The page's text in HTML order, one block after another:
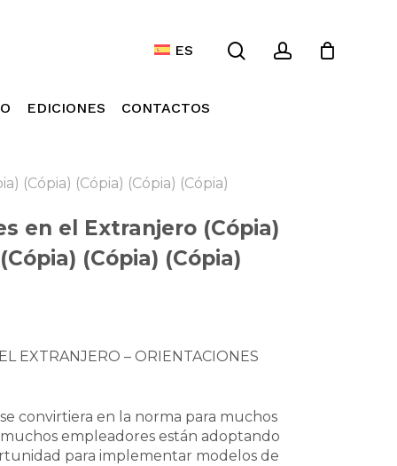
ES
EDICIONES CONTACTOS
(Cópia) (Cópia) (Cópia) (Cópia)
en el Extranjero (Cópia)
(Cópia) (Cópia)
EXTRANJERO – ORIENTACIONES
convirtiera en la norma para muchos
empleadores están adoptando
para implementar modelos de